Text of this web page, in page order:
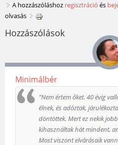
A hozzászóláshoz regisztráció és
olvasás
Hozzászólások
Minimálbér
"Nem értem őket. 40 évig
élnek, és adóztak,
döntöttek. Mert ez nekik
kihasználtak hát mindent,
Most viszont elvárásaik